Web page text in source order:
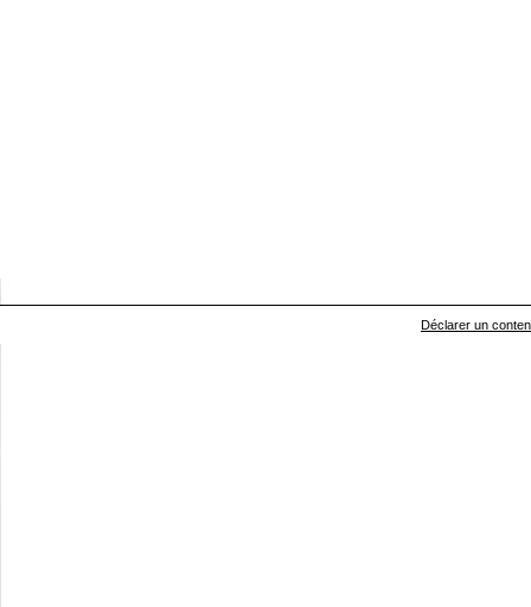
Déclarer un